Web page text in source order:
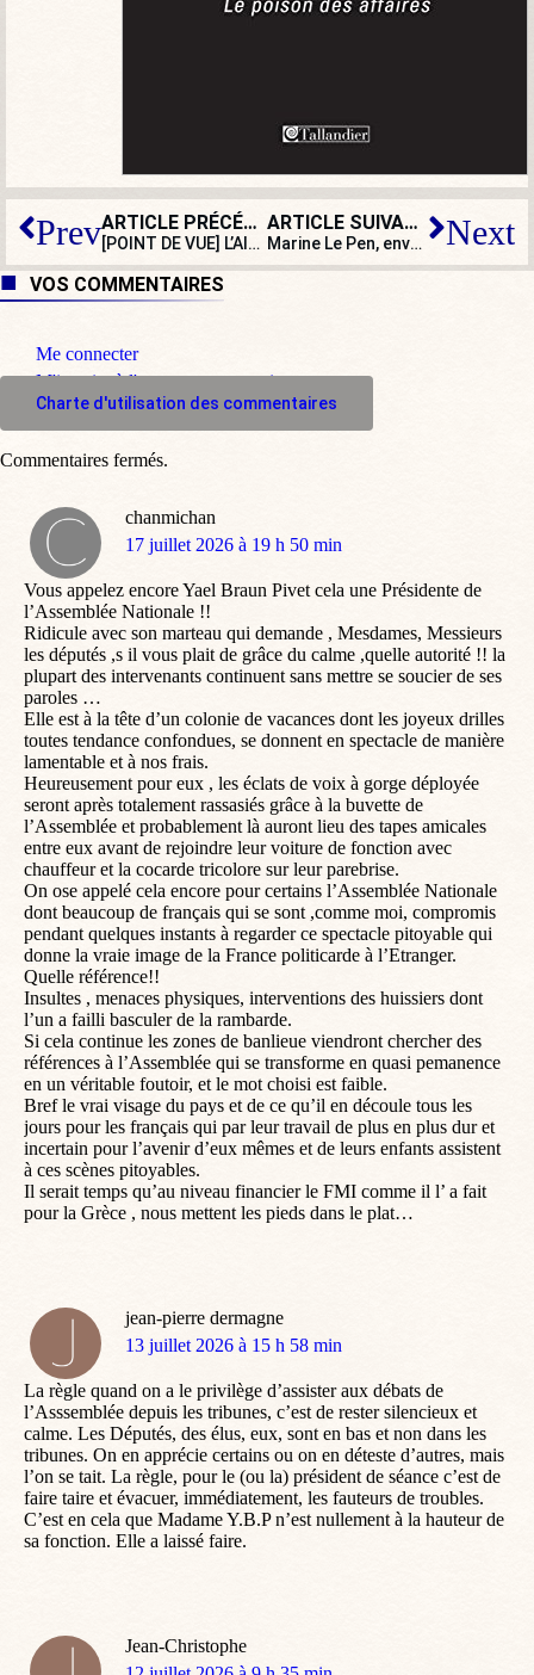
Prev ARTICLE PRÉCÉDENT
[POINT DE VUE] L’Algérie reproche au binational Rayan Cherki d’arborer le bicorne de Napoléon !
ARTICLE SUIVANT
Marine Le Pen, envers et contre tous : Next
VOS COMMENTAIRES
Me connecter
M'inscrire à l'espace commentaire
Charte d'utilisation des commentaires
chanmichan
dit
17 juillet 2026 à 19 h 50 min
Vous appelez encore Yael Braun Pivet cela une Présidente de
l’Assemblée Nationale !!
Ridicule avec son marteau qui demande , Mesdames, Messieurs
les députés ,s il vous plait de grâce du calme ,quelle autorité !! la
plupart des intervenants continuent sans mettre se soucier de ses
paroles …
Elle est à la tête d’un colonie de vacances dont les joyeux drilles
toutes tendance confondues, se donnent en spectacle de manière
lamentable et à nos frais.
Heureusement pour eux , les éclats de voix à gorge déployée
seront après totalement rassasiés grâce à la buvette de
l’Assemblée et probablement là auront lieu des tapes amicales
entre eux avant de rejoindre leur voiture de fonction avec
chauffeur et la cocarde tricolore sur leur parebrise.
On ose appelé cela encore pour certains l’Assemblée Nationale
dont beaucoup de français qui se sont ,comme moi, compromis
pendant quelques instants à regarder ce spectacle pitoyable qui
donne la vraie image de la France politicarde à l’Etranger.
Quelle référence!!
Insultes , menaces physiques, interventions des huissiers dont
l’un a failli basculer de la rambarde.
Si cela continue les zones de banlieue viendront chercher des
références à l’Assemblée qui se transforme en quasi pemanence
en un véritable foutoir, et le mot choisi est faible.
Bref le vrai visage du pays et de ce qu’il en découle tous les
jours pour les français qui par leur travail de plus en plus dur et
incertain pour l’avenir d’eux mêmes et de leurs enfants assistent
à ces scènes pitoyables.
Il serait temps qu’au niveau financier le FMI comme il l’ a fait
pour la Grèce , nous mettent les pieds dans le plat…
jean-pierre dermagne
dit
13 juillet 2026 à 15 h 58 min
La règle quand on a le privilège d’assister aux débats de
l’Asssemblée depuis les tribunes, c’est de rester silencieux et
calme. Les Députés, des élus, eux, sont en bas et non dans les
tribunes. On en apprécie certains ou on en déteste d’autres, mais
l’on se tait. La règle, pour le (ou la) président de séance c’est de
faire taire et évacuer, immédiatement, les fauteurs de troubles.
C’est en cela que Madame Y.B.P n’est nullement à la hauteur de
sa fonction. Elle a laissé faire.
Jean-Christophe
Commentaires fermés.